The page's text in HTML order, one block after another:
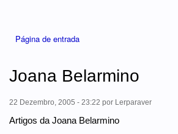
Página de entrada
Joana Belarmino
22 Dezembro, 2005 - 23:22 por Lerparaver
Artigos da Joana Belarmino